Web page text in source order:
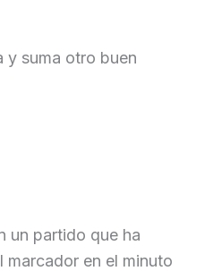
y suma otro buen
un partido que ha
marcador en el minuto